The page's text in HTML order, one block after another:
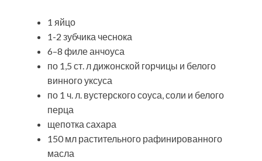
1 яйцо
1-2 зубчика чеснока
6–8 филе анчоуса
по 1,5 ст. л дижонской горчицы и белого
винного уксуса
по 1 ч. л. вустерского соуса, соли и белого
перца
щепотка сахара
150 мл растительного рафинированного
масла